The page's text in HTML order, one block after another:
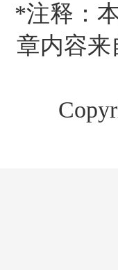
*注释：
章内容来